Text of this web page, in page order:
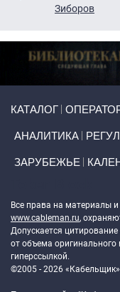
Зиборов
КАТАЛОГ
АНАЛИТИКА
ЗАРУБЕЖЬЕ
Все права на материалы
www.cableman.ru,
Допускается цитирование
от объема
гиперссылкой.
©2005 - 2026 «Кабельщик»